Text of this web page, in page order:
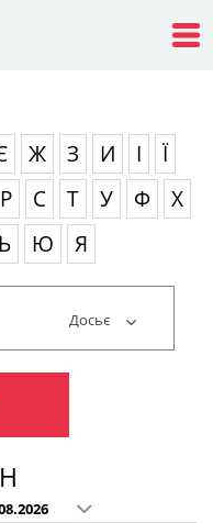
Ж З И І
Ї
Р С Т У Ф
Х
Ь Ю Я
Досьє